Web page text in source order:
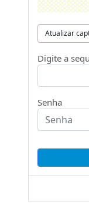
Atualizar
Digite a
Senha